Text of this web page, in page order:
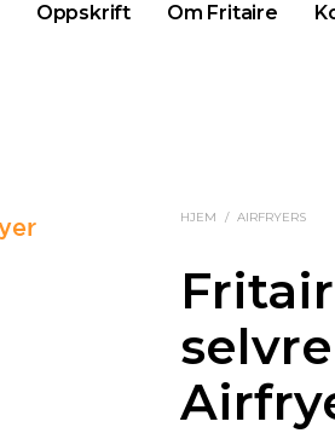
Oppskrift Om Fritaire
HJEM / AIRFRYERS